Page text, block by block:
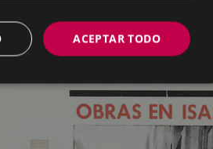
ACEPTAR TODO